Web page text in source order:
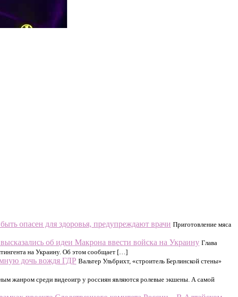
опасен для здоровья, предупреждают врачи Приготовление мяса
об идеи Макрона ввести войска на Украину Глава
на Украину. Об этом сообщает […]
дочь вождя ГДР Вальтер Ульбрихт, «строитель Берлинской стены»
жанром среди видеоигр у россиян являются ролевые экшены. А самой